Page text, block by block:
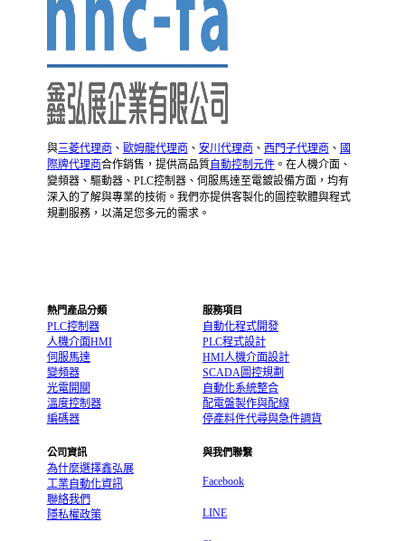
與三菱代理商、 歐姆龍代理商、 安川代理商、 西門子代理商、 國
際牌代理商合作銷售，提供高品質自動控制元件。在人機介面、
變頻器、驅動器、PLC控制器、伺服馬達至電鍍設備方面，均有
深入的了解與專業的技術。我們亦提供客製化的圖控軟體與程式
規劃服務，以滿足您多元的需求。
熱門產品分類
PLC控制器
人機介面HMI
伺服馬達
變頻器
光電開關
溫度控制器
編碼器
服務項目
自動化程式開發
PLC程式設計
HMI人機介面設計
SCADA圖控規劃
自動化系統整合
配電盤製作與配線
停產料件代尋與急件調貨
公司資訊
為什麼選擇鑫弘展
工業自動化資訊
聯絡我們
隱私權政策
與我們聯繫
Facebook
LINE